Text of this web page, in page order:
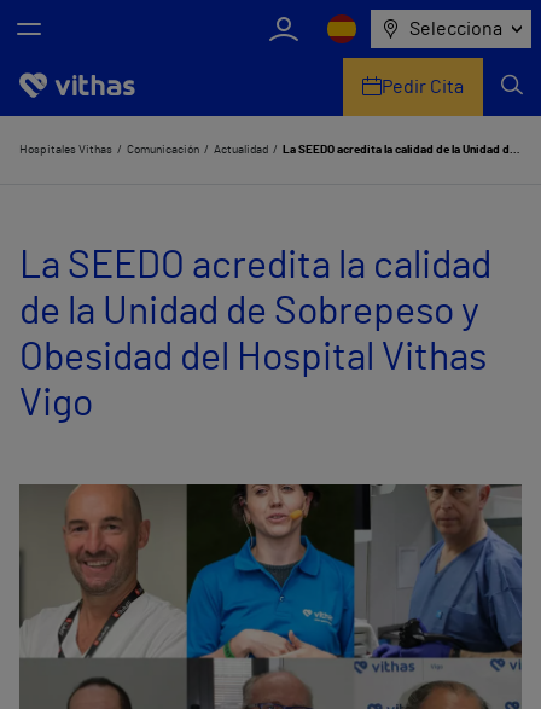
Selecciona
Nosotros
Servicios de salud
Equipo médico y asistencial
Pedir Cita
Hospitales Vithas Comunicación Actualidad La SEEDO acredita la calidad de la Unidad de Sobrepeso y Obesidad del Hospital Vithas Vigo
La SEEDO acredita la calidad
de la Unidad de Sobrepeso y
Obesidad del Hospital Vithas
Vigo